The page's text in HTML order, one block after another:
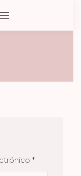
*Obligatorio